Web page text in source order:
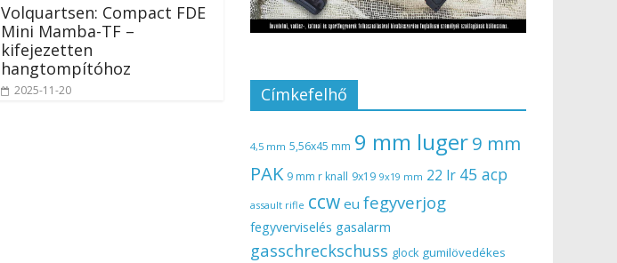
Volquartsen: Compact FDE
Mini Mamba-TF –
kifejezetten
hangtompítóhoz
2025-11-20 Címkefelhő
4,5 mm 5,56x45 mm 9 mm luger9 mm
PAK 9 mm r knall 9x19 9x19 mm 22 lr 45 acp
assault rifle ccw eu fegyverjog
fegyverviselés gasalarm
gasschreckschuss glock gumilövedékes